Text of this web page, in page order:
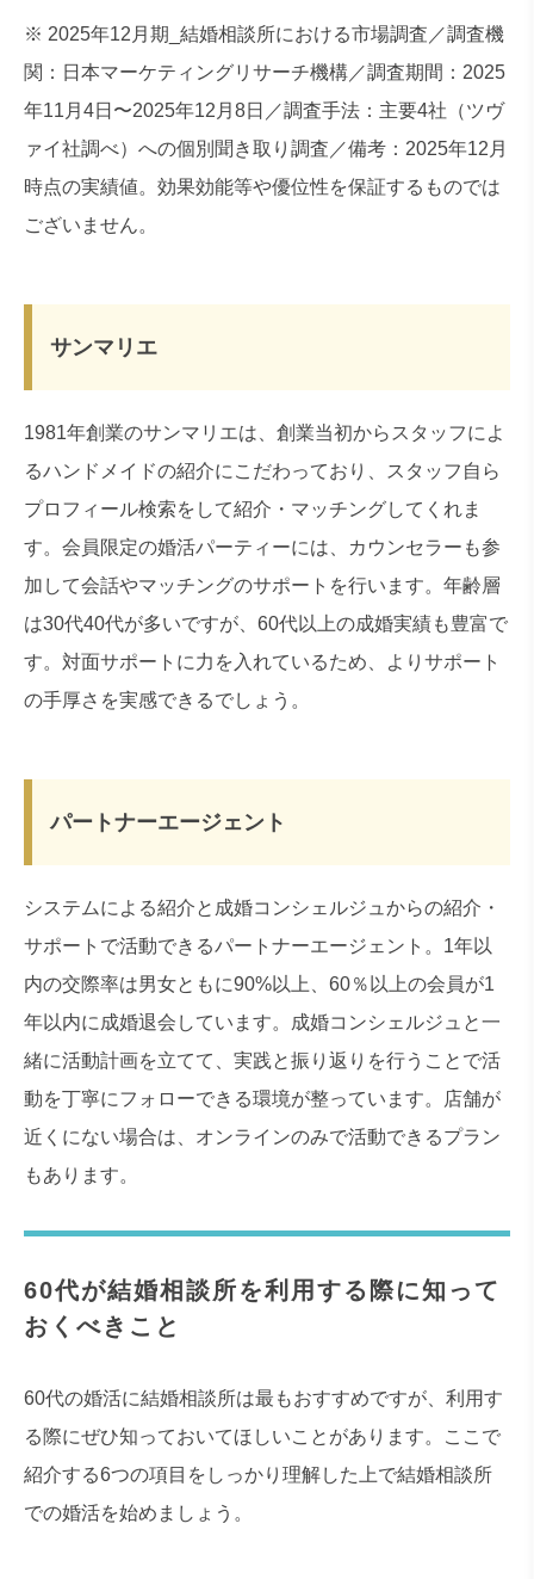
※ 2025年12月期_結婚相談所における市場調査／調査機
関：日本マーケティングリサーチ機構／調査期間：2025
年11月4日〜2025年12月8日／調査手法：主要4社（ツヴ
ァイ社調べ）への個別聞き取り調査／備考：2025年12月
時点の実績値。効果効能等や優位性を保証するものでは
ございません。
サンマリエ
1981年創業のサンマリエは、創業当初からスタッフによ
るハンドメイドの紹介にこだわっており、スタッフ自ら
プロフィール検索をして紹介・マッチングしてくれま
す。会員限定の婚活パーティーには、カウンセラーも参
加して会話やマッチングのサポートを行います。年齢層
は30代40代が多いですが、60代以上の成婚実績も豊富で
す。対面サポートに力を入れているため、よりサポート
の手厚さを実感できるでしょう。
パートナーエージェント
システムによる紹介と成婚コンシェルジュからの紹介・
サポートで活動できるパートナーエージェント。1年以
内の交際率は男女ともに90%以上、60％以上の会員が1
年以内に成婚退会しています。成婚コンシェルジュと一
緒に活動計画を立てて、実践と振り返りを行うことで活
動を丁寧にフォローできる環境が整っています。店舗が
近くにない場合は、オンラインのみで活動できるプラン
もあります。
60代が結婚相談所を利用する際に知って
おくべきこと
60代の婚活に結婚相談所は最もおすすめですが、利用す
る際にぜひ知っておいてほしいことがあります。ここで
紹介する6つの項目をしっかり理解した上で結婚相談所
での婚活を始めましょう。